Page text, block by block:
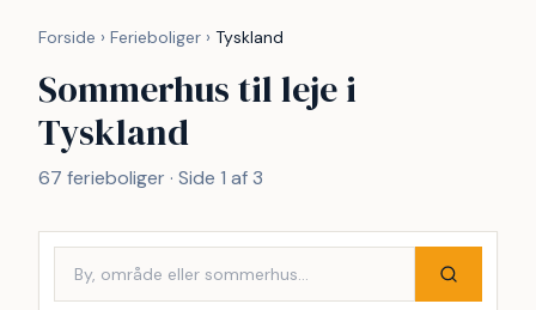
Forside › Ferieboliger › Tyskland
Sommerhus til leje i
Tyskland
67 ferieboliger · Side 1 af 3